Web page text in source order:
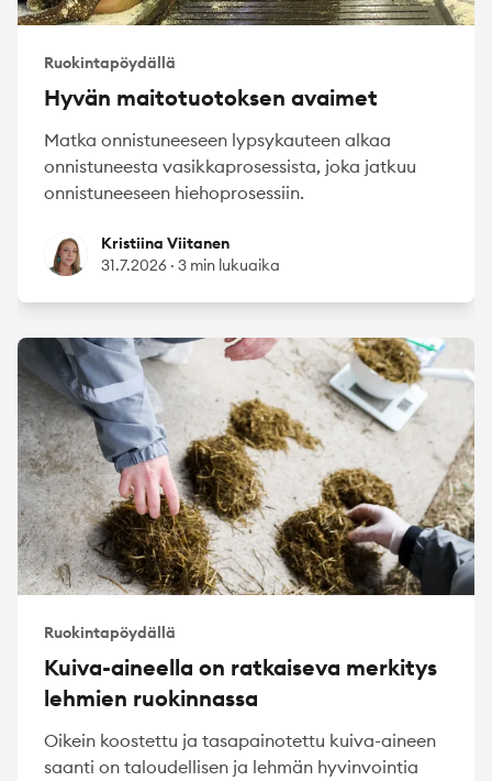
Ruokintapöydällä
Hyvän maitotuotoksen avaimet
Matka onnistuneeseen lypsykauteen alkaa
onnistuneesta vasikkaprosessista, joka jatkuu
onnistuneeseen hiehoprosessiin.
Kristiina Viitanen
Kristiina Viitanen
31.7.2026 · 3 min lukuaika
Ruokintapöydällä
Kuiva-aineella on ratkaiseva merkitys
lehmien ruokinnassa
Oikein koostettu ja tasapainotettu kuiva-aineen
saanti on taloudellisen ja lehmän hyvinvointia